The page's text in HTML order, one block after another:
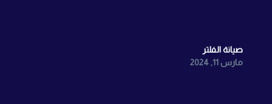
صيانة الفلتر
مارس 11, 2024